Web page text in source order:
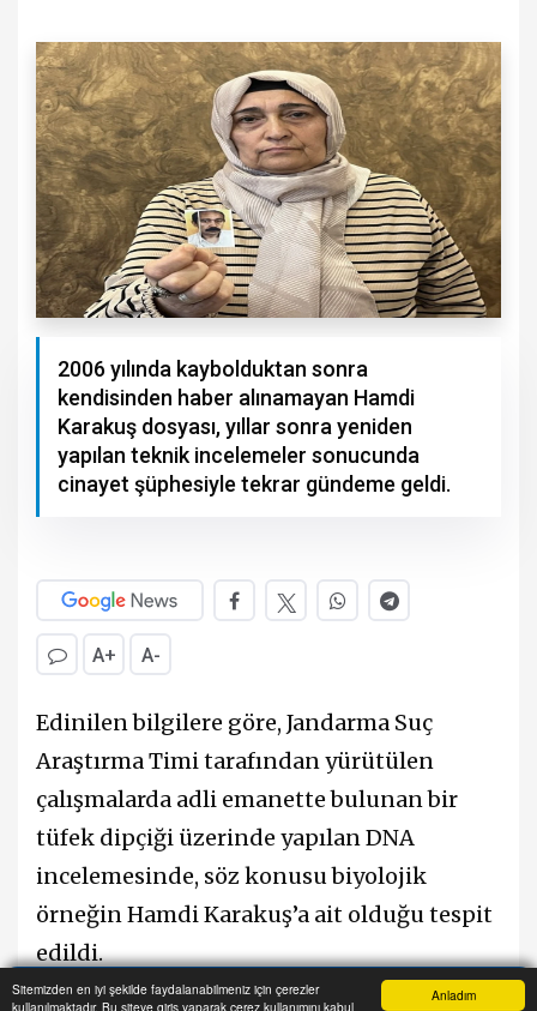
Anladım
Sitemizden en iyi şekilde faydalanabilmeniz için çerezler
kullanılmaktadır. Bu siteye giriş yaparak çerez kullanımını kabul
2006 yılında kaybolduktan sonra
kendisinden haber alınamayan Hamdi
Karakuş dosyası, yıllar sonra yeniden
yapılan teknik incelemeler sonucunda
cinayet şüphesiyle tekrar gündeme geldi.
A+ A-
Edinilen bilgilere göre, Jandarma Suç
Araştırma Timi tarafından yürütülen
çalışmalarda adli emanette bulunan bir
tüfek dipçiği üzerinde yapılan DNA
incelemesinde, söz konusu biyolojik
örneğin Hamdi Karakuş’a ait olduğu tespit
edildi.